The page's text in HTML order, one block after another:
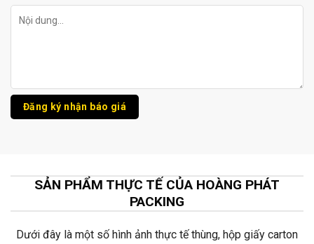
SẢN PHẨM THỰC TẾ CỦA HOÀNG PHÁT
PACKING
Dưới đây là một số hình ảnh thực tế thùng, hộp giấy carton